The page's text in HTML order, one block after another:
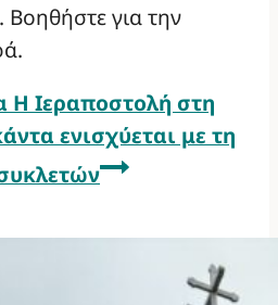
Βοηθήστε για την
Η Ιεραποστολή στη
ενισχύεται με τη